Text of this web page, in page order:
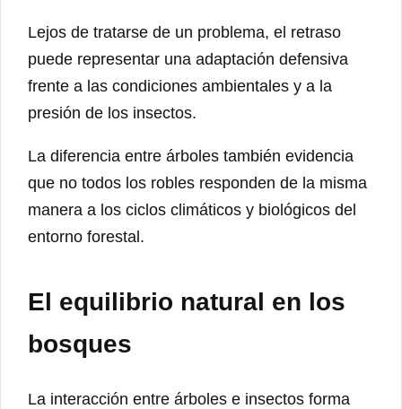
Lejos de tratarse de un problema, el retraso
puede representar una adaptación defensiva
frente a las condiciones ambientales y a la
presión de los insectos.
La diferencia entre árboles también evidencia
que no todos los robles responden de la misma
manera a los ciclos climáticos y biológicos del
entorno forestal.
El equilibrio natural en los
bosques
La interacción entre árboles e insectos forma